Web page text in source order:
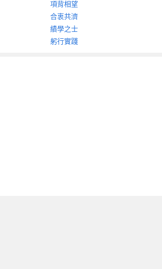
項背相望
合衷共濟
績學之士
躬行實踐